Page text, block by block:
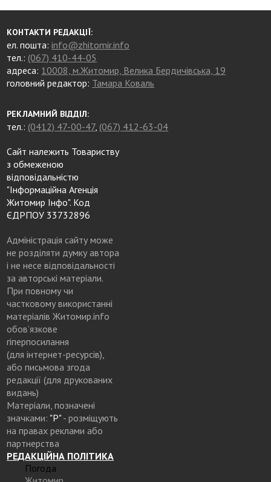
КОНТАКТИ РЕДАКЦІЇ:
ел. пошта:info@zhitomir.info
тел.: (067) 410-44-05
адреса: 10008, м.Житомир, Велика Бердичівська, 19
головний редактор: Тамара Коваль
РЕКЛАМНИЙ ВІДДІЛ:
тел.: (0412) 47-00-47, (067) 412-63-04
Сайт належить Товариству
з обмеженою
відповідальністю
"Інформаційна Агенція
Житомир Інфо". Код
ЄДРПОУ 33732896
Адміністрація сайту може
не розділяти думку автора
і не несе відповідальності
за авторські матеріали.
При повному чи
частковому використанні
матеріалів Житомир.info
обов’язкове
гіперпосилання
(для інтернет-ресурсів),
або письмова згода
редакції (для друкованих
видань)
Матеріали, позначені
значками: "Р"- розміщують
на правах реклами або
партнерства
РЕДАКЦІЙНА ПОЛІТИКА
Погода